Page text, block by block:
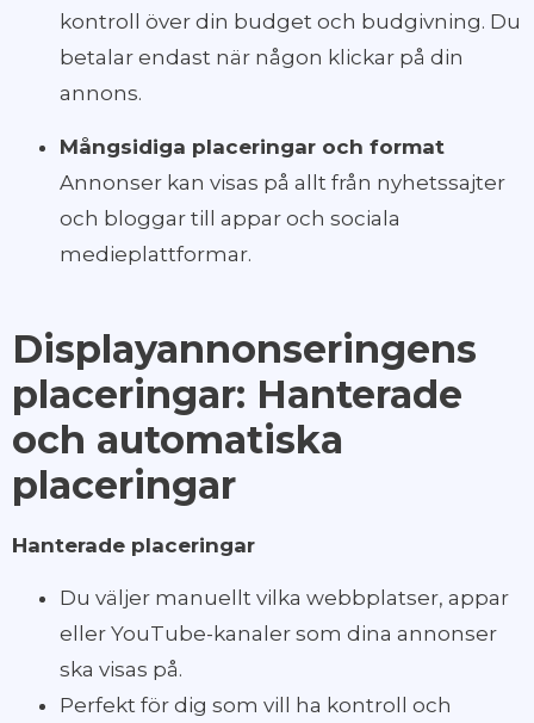
kontroll över din budget och budgivning. Du
betalar endast när någon klickar på din
annons.
Mångsidiga placeringar och format
Annonser kan visas på allt från nyhetssajter
och bloggar till appar och sociala
medieplattformar.
Displayannonseringens
placeringar: Hanterade
och automatiska
placeringar
Hanterade placeringar
Du väljer manuellt vilka webbplatser, appar
eller YouTube-kanaler som dina annonser
ska visas på.
Perfekt för dig som vill ha kontroll och